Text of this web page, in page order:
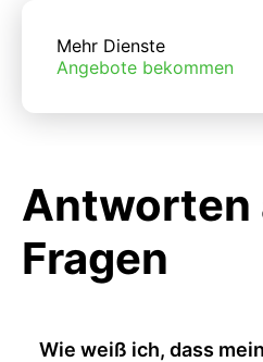
Mehr Dienste
Angebote bekommen
Antworten
Fragen
Wie weiß ich, dass